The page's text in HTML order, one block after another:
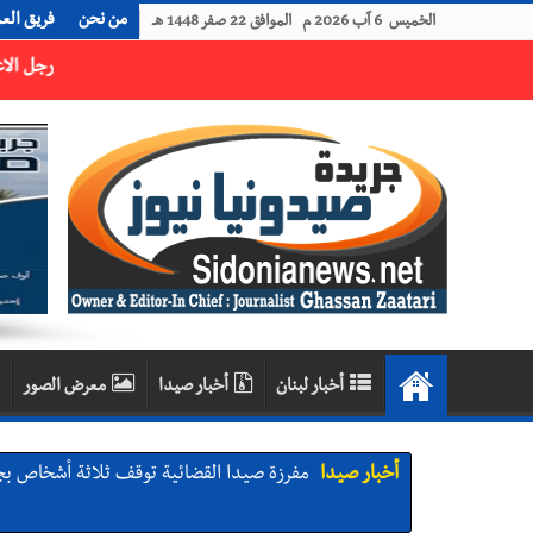
الخميس 6 آب 2026 م الموافق 22 صفر 1448 هـ من نحن فريق
أخبار لبنان أخبار صيدا معرض الصور
أخبار صيدا مفرزة صيدا القضائية توقف ثلاثة أشخاص